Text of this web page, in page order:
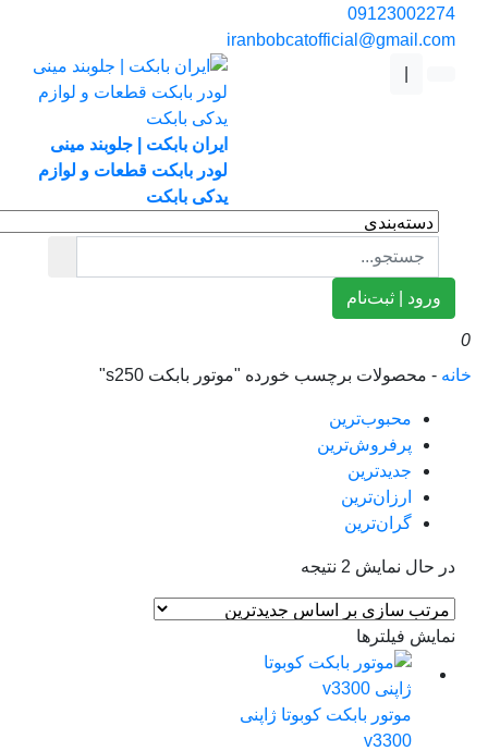
ایران بابکت | جلوبند مینی
لودر بابکت قطعات و لوازم
یدکی بابکت
ورود | ثبت‌نام
-محصولات برچسب خورده "موتور بابکت s250"
محبوب‌ترین
پرفروش‌ترین
جدیدترین
ارزان‌ترین
گران‌ترین
حال نمایش 2 نتیجه
Sorted
latest
فیلترها
موتور بابکت کوبوتا ژاپنی
v3300